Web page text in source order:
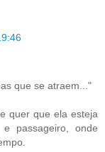
que se atraem..."
quer que ela esteja
passageiro, onde